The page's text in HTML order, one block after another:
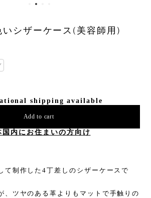
シザーケース(美容師用)
shipping available
Add to cart
国内にお住まいの方向け
て制作した4丁差しのシザーケースで
、ツヤのある革よりもマットで手触りの